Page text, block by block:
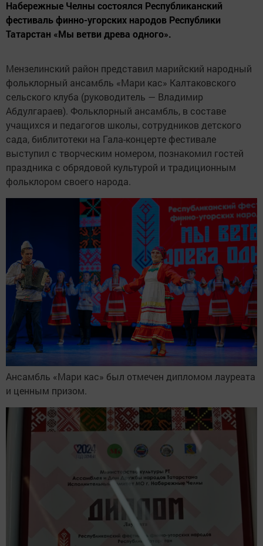
Набережные Челны состоялся Республиканский
фестиваль финно-угорских народов Республики
Татарстан «Мы ветви древа одного».
Мензелинский район представил марийский народный
фольклорный ансамбль «Мари кас» Калтаковского
сельского клуба (руководитель — Владимир
Абдулгараев). Фольклорный ансамбль, в составе
учащихся и педагогов школы, сотрудников детского
сада, библитотеки на Гала-концерте фестивале
выступил с творческим номером, познакомил гостей
праздника с обрядовой культурой и традиционным
фольклором своего народа.
Ансамбль «Мари кас» был отмечен дипломом лауреата
и ценным призом.